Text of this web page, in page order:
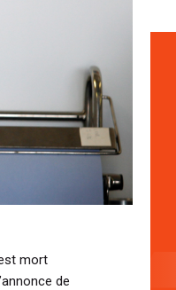
mort
de